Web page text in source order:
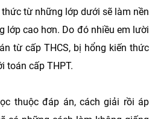
từ những lớp dưới sẽ làm nền
lớp cao hơn. Do đó nhiều em lười
từ cấp THCS, bị hổng kiến thức
toán cấp THPT.
thuộc đáp án, cách giải rồi áp